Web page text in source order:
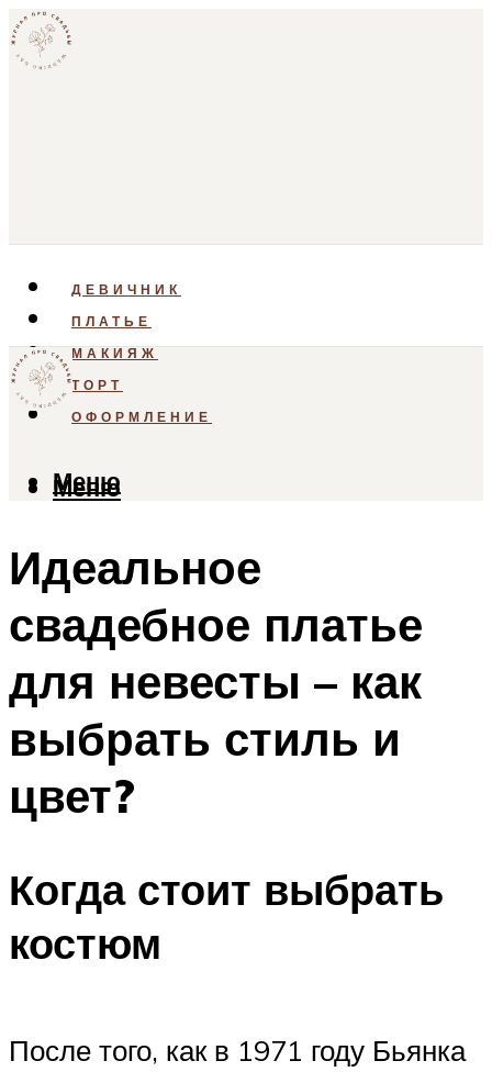
ДЕВИЧНИК
ПЛАТЬЕ
МАКИЯЖ
ТОРТ
ОФОРМЛЕНИЕ
Меню
Меню
Идеальное
свадебное платье
для невесты – как
выбрать стиль и
цвет?
Когда стоит выбрать
костюм
После того, как в 1971 году Бьянка